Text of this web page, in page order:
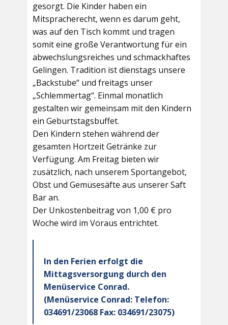
gesorgt. Die Kinder haben ein
Mitspracherecht, wenn es darum geht,
was auf den Tisch kommt und tragen
somit eine große Verantwortung für ein
abwechslungsreiches und schmackhaftes
Gelingen. Tradition ist dienstags unsere
„Backstube“ und freitags unser
„Schlemmertag“. Einmal monatlich
gestalten wir gemeinsam mit den Kindern
ein Geburtstagsbuffet.
Den Kindern stehen während der
gesamten Hortzeit Getränke zur
Verfügung. Am Freitag bieten wir
zusätzlich, nach unserem Sportangebot,
Obst und Gemüsesäfte aus unserer Saft
Bar an.
Der Unkostenbeitrag von 1,00 € pro
Woche wird im Voraus entrichtet.
In den Ferien erfolgt die
Mittagsversorgung durch den
Menüservice Conrad.
(Menüservice Conrad: Telefon:
034691/23068 Fax: 034691/23075)